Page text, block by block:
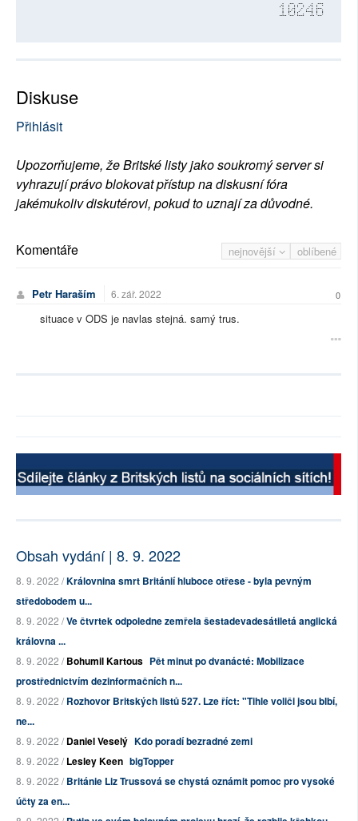
10246
Diskuse
Přihlásit
Upozorňujeme, že Britské listy jako soukromý server si
vyhrazují právo blokovat přístup na diskusní fóra
jakémukoliv diskutérovi, pokud to uznají za důvodné.
nejnovější oblíbené
Komentáře
Petr Haraším 6. zář. 2022 0
situace v ODS je navlas stejná. samý trus.
Obsah vydání | 8. 9. 2022
8. 9. 2022 /Královnina smrt Británií hluboce otřese - byla pevným
středobodem u...
8. 9. 2022 /Ve čtvrtek odpoledne zemřela šestadevadesátiletá anglická
královna ...
8. 9. 2022 /Bohumil Kartous Pět minut po dvanácté: Mobilizace
prostřednictvím dezinformačních n...
8. 9. 2022 /Rozhovor Britských listů 527. Lze říct: "Tihle voliči jsou blbí,
ne...
8. 9. 2022 /Daniel Veselý Kdo poradí bezradné zemi
8. 9. 2022 /Lesley Keen bigTopper
8. 9. 2022 /Británie Liz Trussová se chystá oznámit pomoc pro vysoké
účty za en...